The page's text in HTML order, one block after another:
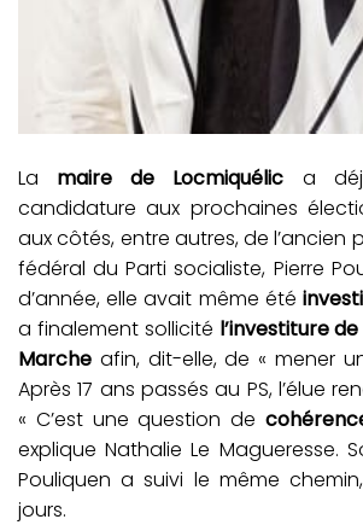
La maire de Locmiquélic a
candidature aux prochaines
aux côtés, entre autres, de l’ancien
fédéral du Parti socialiste, Pierre
d’année, elle avait même été
a finalement sollicité l’investiture
Marche afin, dit-elle, de « mener
Après 17 ans passés au PS, l’élue
« C’est une question de
explique Nathalie Le Magueresse.
Pouliquen a suivi le même
jours.